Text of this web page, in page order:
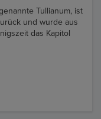
Tullianum, ist
und wurde aus
das Kapitol